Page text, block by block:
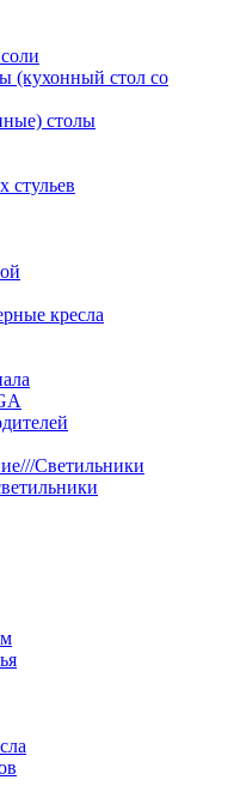
(кухонный стол со
столы
стульев
кресла
Светильники